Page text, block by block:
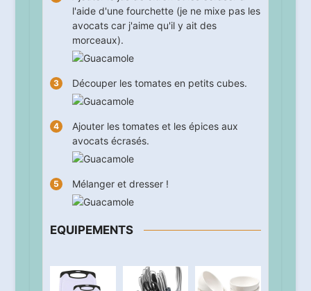
l'aide d'une fourchette (je ne mixe pas les
avocats car j'aime qu'il y ait des
morceaux).
Découper les tomates en petits cubes.
Ajouter les tomates et les épices aux
avocats écrasés.
Mélanger et dresser !
EQUIPEMENTS